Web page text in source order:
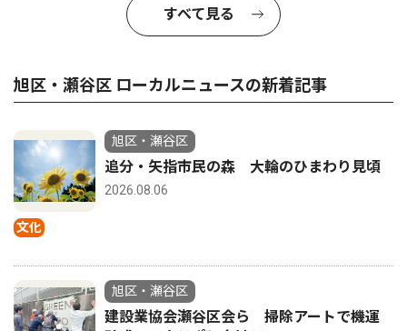
すべて見る
旭区・瀬谷区 ローカルニュースの新着記事
文化
旭区・瀬谷区
追分・矢指市民の森 大輪のひまわり見頃
2026.08.06
旭区・瀬谷区
建設業協会瀬谷区会ら 掃除アートで機運